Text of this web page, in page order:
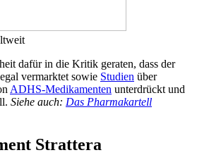
dafür in die Kritik geraten, dass der
vermarktet sowie Studien über
ADHS-Medikamenten unterdrückt und
Siehe auch: Das Pharmakartell
Strattera